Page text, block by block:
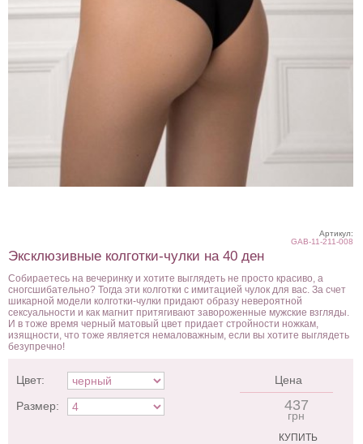
Артикул:
GAB-11-211-008
Эксклюзивные колготки-чулки на 40 ден
Собираетесь на вечеринку и хотите выглядеть не просто красиво, а
сногсшибательно? Тогда эти колготки с имитацией чулок для вас. За счет
шикарной модели колготки-чулки придают образу невероятной
сексуальности и как магнит притягивают завороженные мужские взгляды.
И в тоже время черный матовый цвет придает стройности ножкам,
изящности, что тоже является немаловажным, если вы хотите выглядеть
безупречно!
Цена
437
грн
Цвет:
Размер: